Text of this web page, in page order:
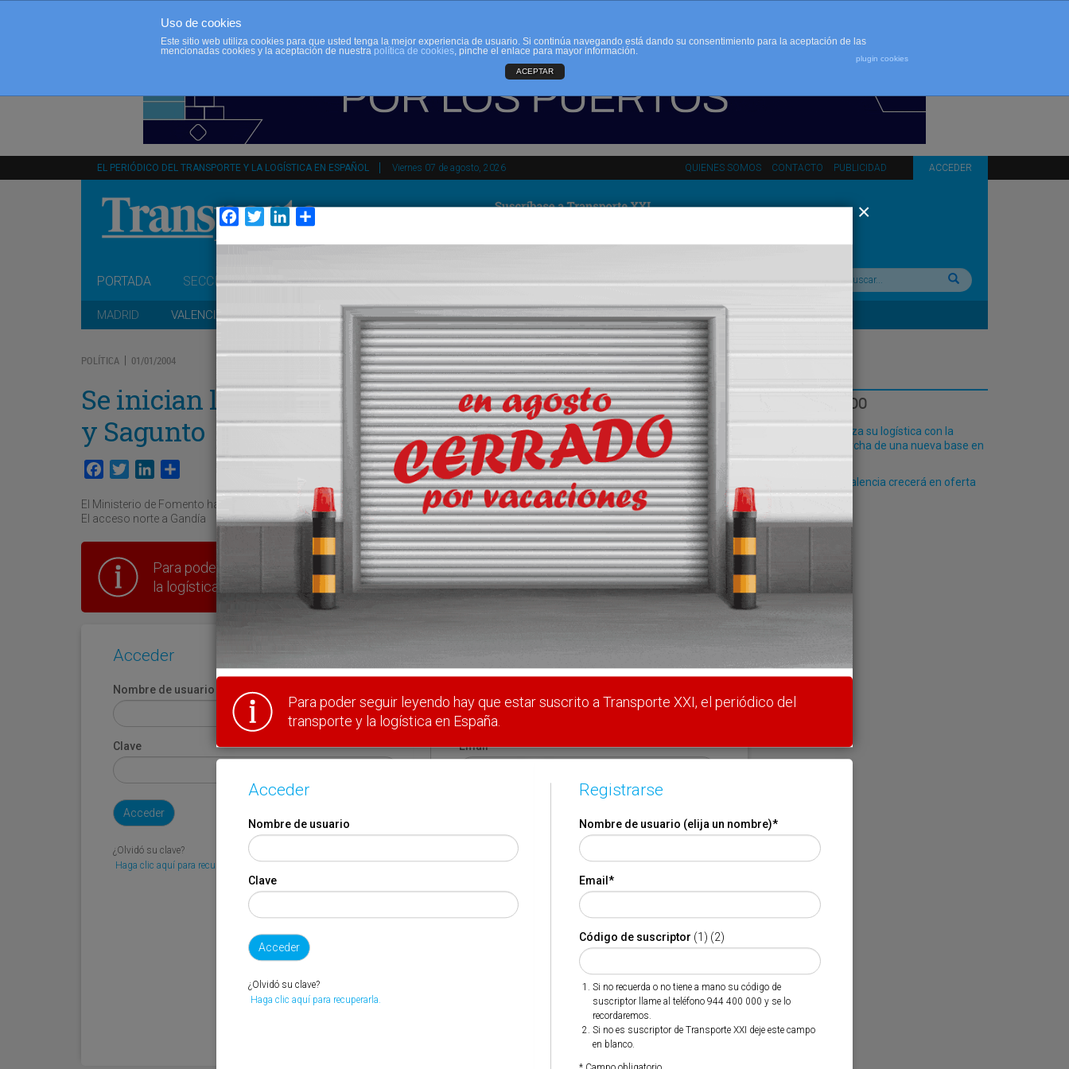
QUIENES SOMOS CONTACTO PUBLICIDAD ACCEDER
EL PERIÓDICO DEL TRANSPORTE Y LA LOGÍSTICA EN ESPAÑOL Viernes 07 de agosto, 2026
PORTADA SECCIONES OPINIÓN HEMEROTECA AGENDA KIOSKO
MADRID VALENCIA CATALUÑA ANDALUCÍA PAÍS VASCO ESPAÑA INTERNACIONAL
POLÍTICA 01/01/2004
Se inician las obras de acceso a los puertos de Gandía
y Sagunto
Facebook
TwitterLinkedIn
El Ministerio de Fomento ha iniciado las obras de construcción de los nuevos accesos terrestres a los puertos de Gandía y Sagunto.
El acceso norte a Gandía
Para poder seguir leyendo hay que estar suscrito a Transporte XXI, el periódico del transporte y
la logística en España.
Acceder
Nombre de usuario
Clave
¿Olvidó su clave?
Haga clic aquí para recuperarla.
Email*
(1) (2)
Si no recuerda o no tiene a mano su código de suscriptor
Si no es suscriptor de Transporte XXI deje este campo en
Por favor indique que ha leído y está de acuerdo con las
LO MÁS LEÍDO
Fribasa refuerza su logística con la
puesta en marcha de una nueva base en
Vizcaya
El Puerto de Valencia crecerá en oferta
ro-pax
Relevo
Uso de cookies
Este sitio web utiliza cookies para que usted tenga la mejor experiencia de usuario. Si continúa navegando está dando su consentimiento para la aceptación de las
mencionadas cookies y la aceptación de nuestra política de cookies, pinche el enlace para mayor información.
plugin cookies
ACEPTAR
Facebook
TwitterLinkedIn
Para poder seguir leyendo hay que estar suscrito a Transporte XXI, el periódico del
transporte y la logística en España.
Acceder
Nombre de usuario
Clave
¿Olvidó su clave?
Haga clic aquí para recuperarla.
Registrarse
Nombre de usuario (elija un nombre)*
Email *
Código de suscriptor (1) (2)
Si no recuerda o no tiene a mano su código de
suscriptor llame al teléfono 944 400 000 y se lo
recordaremos.
Si no es suscriptor de Transporte XXI deje este campo
en blanco.